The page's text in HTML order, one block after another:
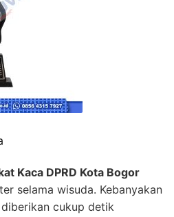
Kaca DPRD Kota Bogor
selama wisuda. Kebanyakan
cukup detik